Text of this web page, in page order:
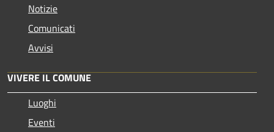
Notizie
Comunicati
Avvisi
VIVERE IL COMUNE
Luoghi
Eventi